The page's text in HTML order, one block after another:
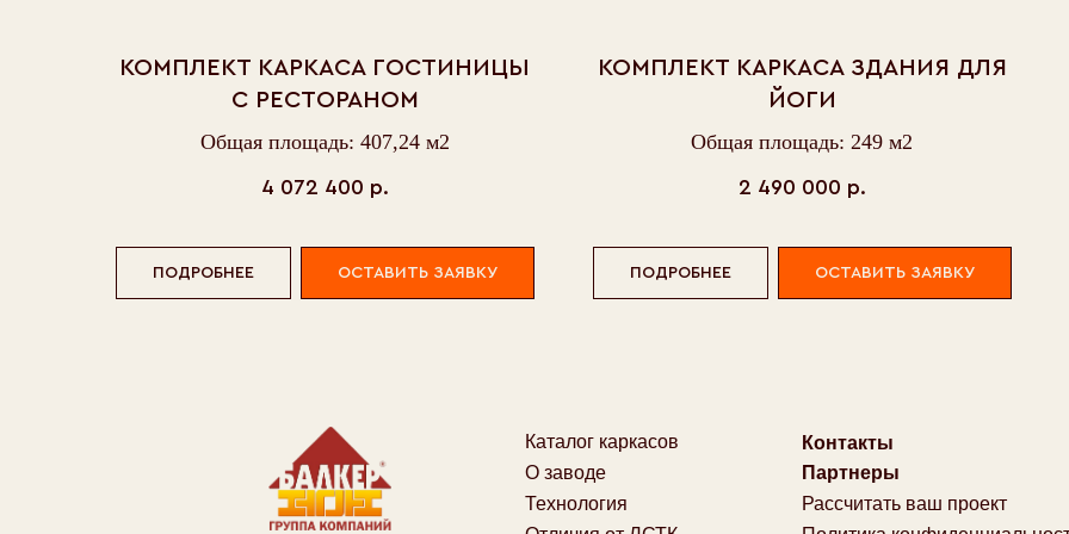
КОМПЛЕКТ КАРКАСА ГОСТИНИЦЫ
С РЕСТОРАНОМ
Общая площадь: 407,24 м2
4 072 400 р.
ПОДРОБНЕЕ ОСТАВИТЬ ЗАЯВКУ
КОМПЛЕКТ КАРКАСА ЗДАНИЯ ДЛЯ
ЙОГИ
Общая площадь: 249 м2
2 490 000 р.
ПОДРОБНЕЕ ОСТАВИТЬ ЗАЯВКУ
O заводе
Партнеры
Рассчитать ваш проект
Политика использования файлов cookie
Политика конфиденциальности
© 2006-2026